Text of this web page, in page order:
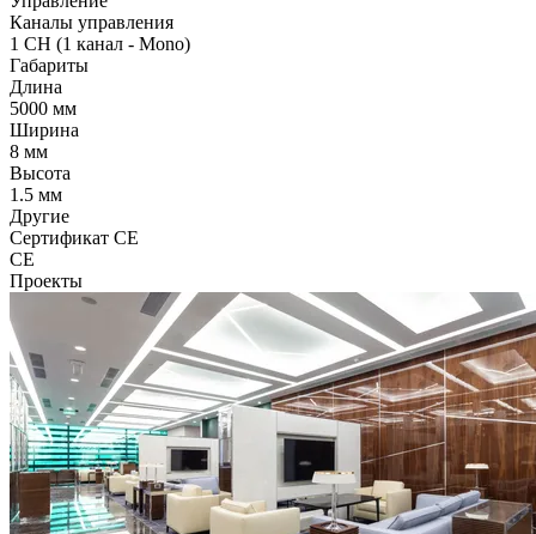
Каналы управления
1 CH (1 канал - Mono)
Габариты
Длина
5000 мм
Ширина
8 мм
Высота
1.5 мм
Другие
Сертификат CE
CE
Проекты